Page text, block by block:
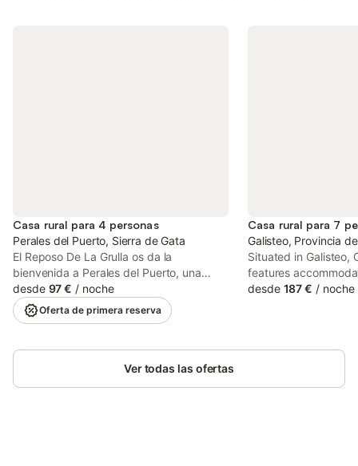
Casa rural para 4 personas
Perales del Puerto, Sierra de Gata
El Reposo De La Grulla os da la
bienvenida a Perales del Puerto, una
casa rural de 50 m² ideal para hasta 4
personas. Dispone de 2 dormitorios y 1
baño. Encontraréis una cocina totalmente
televisión, bañera de hidromasaje privada
y lavadora compartida. Para familias con
niños pequeños, hay cuna y trona
desde 97 € / noche
Oferta de primera reserva
Casa rural para 7
Galisteo, Provincia
Situated in Galisteo,
features
pool, a patio and
desde 187 € / noche
Ver todas las ofertas